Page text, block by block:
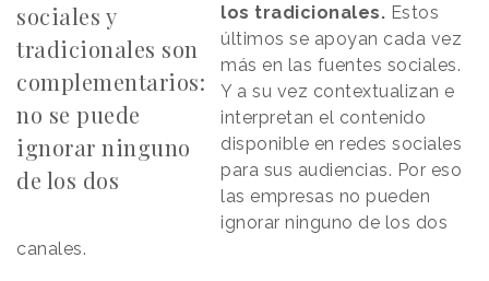
sociales y
tradicionales son
complementarios:
no se puede
ignorar ninguno
de los dos
los tradicionales. Estos
últimos se apoyan cada vez
más en las fuentes sociales.
Y a su vez contextualizan e
interpretan el contenido
disponible en redes sociales
para sus audiencias. Por eso
las empresas no pueden
ignorar ninguno de los dos
canales.